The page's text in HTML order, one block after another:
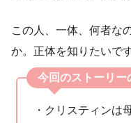
この人、一体、何者な
か。正体を知りたいです
今回のストーリー
・クリスティンは